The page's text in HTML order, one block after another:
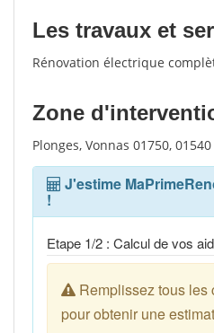
Les travaux et
Rénovation électrique
Zone
Plonges, Vonnas 01750, 01540